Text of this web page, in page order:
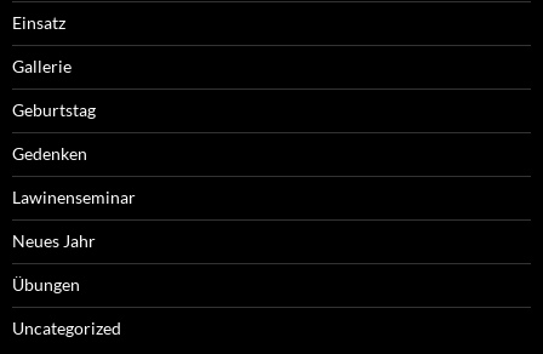
Einsatz
Gallerie
Geburtstag
Gedenken
Lawinenseminar
Neues Jahr
Übungen
Uncategorized